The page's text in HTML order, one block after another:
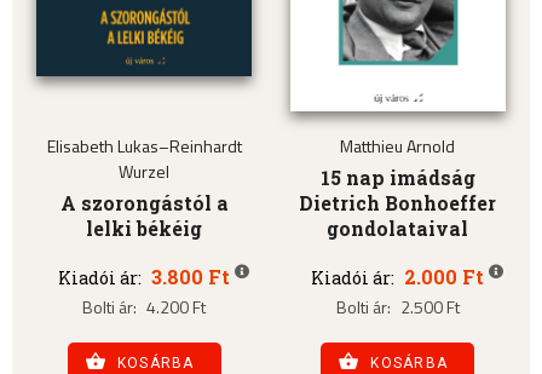
Elisabeth Lukas–Reinhardt
Wurzel
A szorongástól a
lelki békéig
Kiadói ár: 3.800 Ft
Bolti ár: 4.200 Ft
KOSÁRBA
Matthieu Arnold
15 nap imádság
Dietrich Bonhoeffer
gondolataival
Kiadói ár: 2.000 Ft
Bolti ár: 2.500 Ft
KOSÁRBA